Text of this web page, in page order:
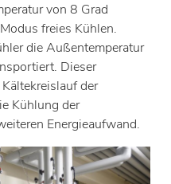
von 8 Grad
freies Kühlen.
die Außentemperatur
Dieser
der
Kühlung der
Energieaufwand.